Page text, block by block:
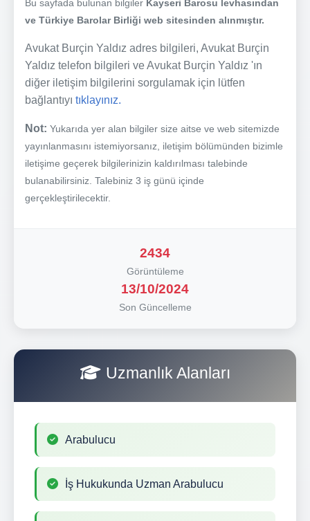
Bu sayfada bulunan bilgiler Kayseri Barosu levhasından
ve Türkiye Barolar Birliği web sitesinden alınmıştır.
Avukat Burçin Yaldız adres bilgileri, Avukat Burçin
Yaldız telefon bilgileri ve Avukat Burçin Yaldız 'ın
diğer iletişim bilgilerini sorgulamak için lütfen
bağlantıyı tıklayınız.
Not: Yukarıda yer alan bilgiler size aitse ve web sitemizde
yayınlanmasını istemiyorsanız, iletişim bölümünden bizimle
iletişime geçerek bilgilerinizin kaldırılması talebinde
bulanabilirsiniz. Talebiniz 3 iş günü içinde
gerçekleştirilecektir.
2434
Görüntüleme
13/10/2024
Son Güncelleme
Uzmanlık Alanları
Arabulucu
İş Hukukunda Uzman Arabulucu